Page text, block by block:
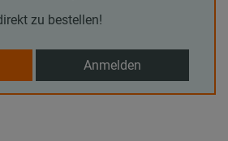
zu bestellen!
Anmelden